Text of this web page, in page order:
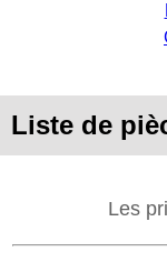
Liste de
Les